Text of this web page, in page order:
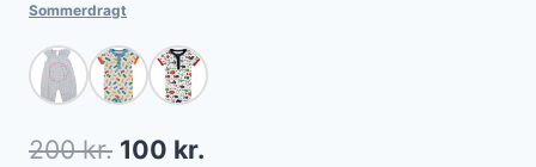
Sommerdragt
200kr. Den
100 kr.